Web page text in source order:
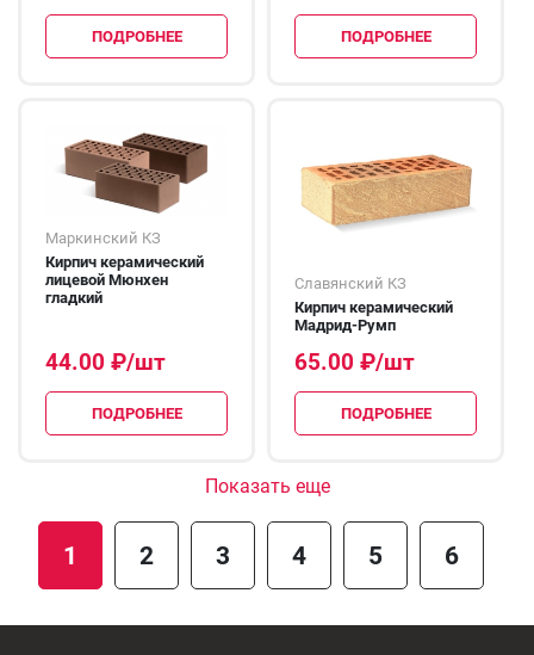
ПОДРОБНЕЕ ПОДРОБНЕЕ
Маркинский КЗ
Кирпич керамический
лицевой Мюнхен
гладкий
44.00 ₽/шт
ПОДРОБНЕЕ
Славянский КЗ
Кирпич керамический
Мадрид-Румп
65.00 ₽/шт
ПОДРОБНЕЕ
Показать еще
1 2 3 4 5 6